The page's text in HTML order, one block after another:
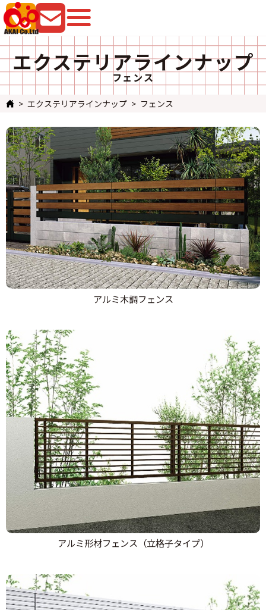
エクステリアラインナップ
フェンス
エクステリアラインナップ フェンス
アルミ木調フェンス
アルミ形材フェンス（立格子タイプ）